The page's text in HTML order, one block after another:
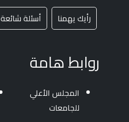
رأيك يهمنا
أسئلة شائعة
روابط هامة
المجلس الأعلي
للجامعات